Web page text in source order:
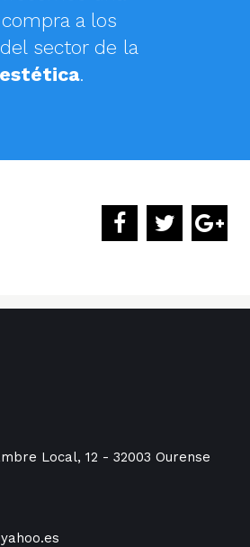
a los
sector de la
.
Local, 12 - 32003 Ourense